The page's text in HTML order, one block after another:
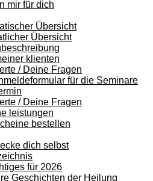
mir für dich
Übersicht
Übersicht
klienten
/ Deine Fragen
für die Seminare
/ Deine Fragen
leistungen
bestellen
dich selbst
für 2026
Geschichten der Heilung